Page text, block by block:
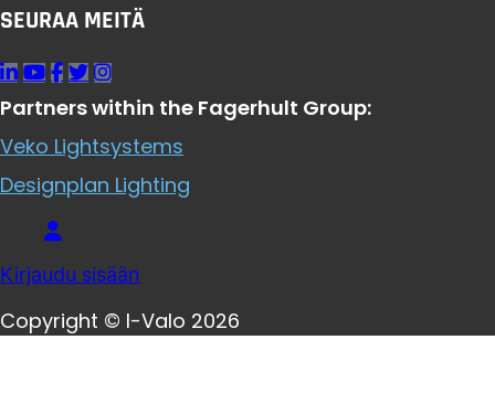
SEURAA MEITÄ
Partners within the Fagerhult Group:
Veko Lightsystems
Designplan Lighting
Kirjaudu sisään
Copyright © I-Valo 2026